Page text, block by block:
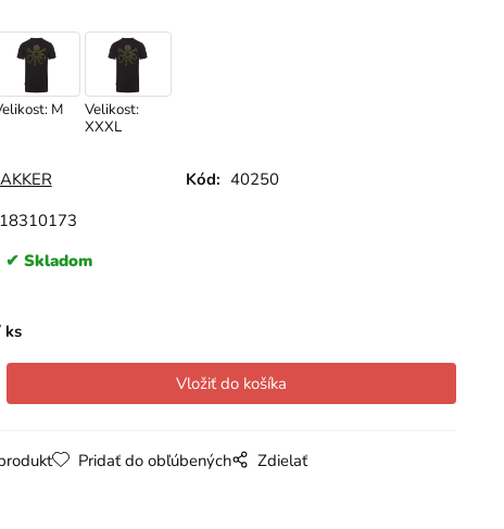
M
Velikost:
XXXL
Kód: 40250
Skladom
ks
Pridať do obľúbených Zdielať